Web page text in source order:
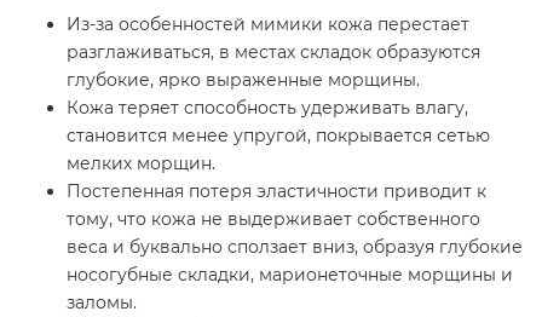
Из-за особенностей мимики кожа перестает
разглаживаться, в местах складок образуются
глубокие, ярко выраженные морщины.
Кожа теряет способность удерживать влагу,
становится менее упругой, покрывается сетью
мелких морщин.
Постепенная потеря эластичности приводит к
тому, что кожа не выдерживает собственного
веса и буквально сползает вниз, образуя глубокие
носогубные складки, марионеточные морщины и
заломы.